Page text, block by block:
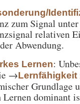
zum Signal
relativen
Abwendung.
Lernen:
→Lernfähigkeit
Grundlage
Lernen dominant